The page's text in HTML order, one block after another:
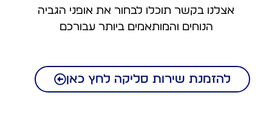
אצלנו בקשר תוכלו לבחור את אופני הגביה
הנוחים והמותאמים ביותר עבורכם
להזמנת שירות סליקה לחץ כאן